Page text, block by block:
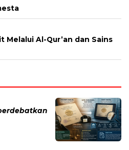
Melalui Al-Qur’an dan Sains